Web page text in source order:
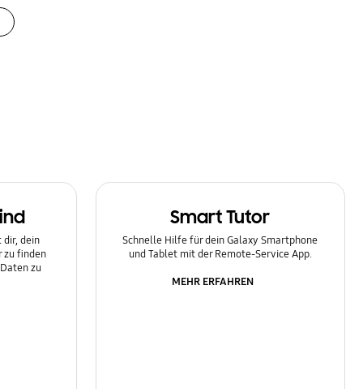
dir, dein
zu finden
zu
Smart Tutor
Schnelle Hilfe für dein Galaxy Smartphone
und Tablet mit der Remote-Service App.
MEHR ERFAHREN